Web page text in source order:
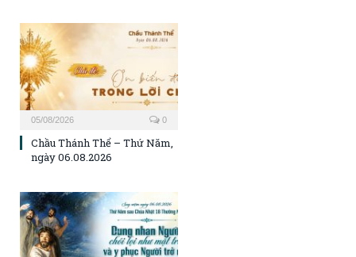
05/08/2026 0
Chầu Thánh Thể – Thứ Năm,
ngày 06.08.2026